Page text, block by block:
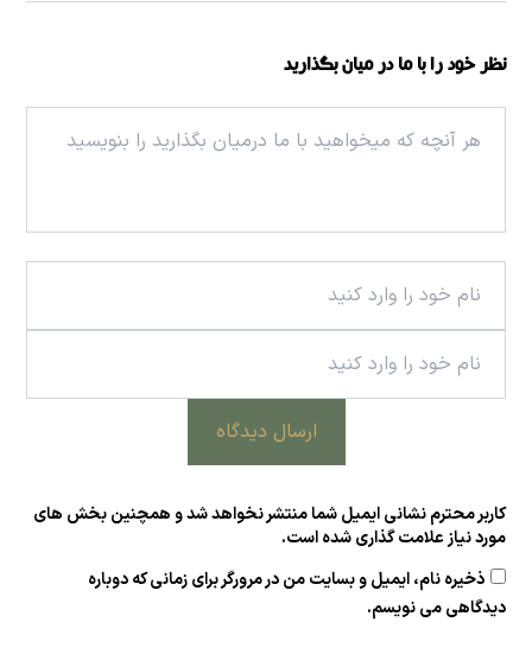
نظر خود را با ما در میان بگذارید
ارسال دیدگاه
کاربر محترم نشانی ایمیل شما منتشر نخواهد شد و همچنین بخش های
مورد نیاز علامت گذاری شده است.
ذخیره نام، ایمیل و بسایت من در مرورگر برای زمانی که دوباره
دیدگاهی می نویسم.